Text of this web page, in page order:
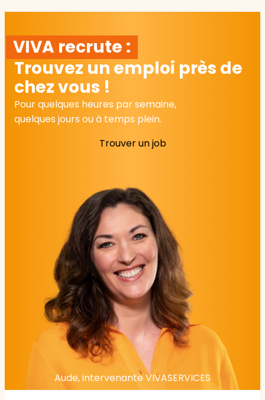
VIVA recrute :
Trouvez un emploi près de
chez vous !
Pour quelques heures par semaine,
quelques jours ou à temps plein.
Trouver un job
Aude, intervenante VIVASERVICES